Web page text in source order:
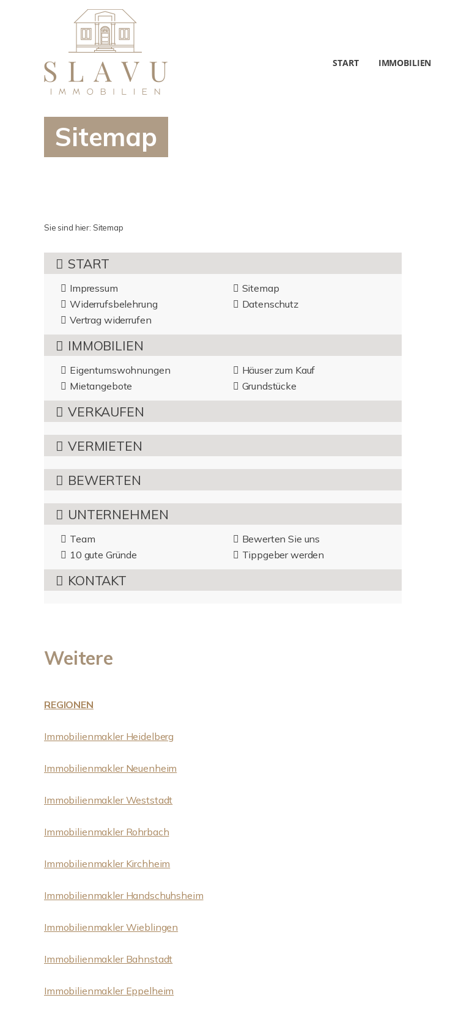
START IMMOBILIEN
Sitemap
Sie sind hier: Sitemap
START
Impressum
Sitemap
Widerrufsbelehrung
Datenschutz
Vertrag widerrufen
IMMOBILIEN
Eigentumswohnungen
Häuser zum Kauf
Mietangebote
Grundstücke
VERKAUFEN
VERMIETEN
BEWERTEN
UNTERNEHMEN
Team
Bewerten Sie uns
10 gute Gründe
Tippgeber werden
KONTAKT
Weitere
REGIONEN
Immobilienmakler Heidelberg
Immobilienmakler Neuenheim
Immobilienmakler Weststadt
Immobilienmakler Rohrbach
Immobilienmakler Kirchheim
Immobilienmakler Handschuhsheim
Immobilienmakler Wieblingen
Immobilienmakler Bahnstadt
Immobilienmakler Eppelheim